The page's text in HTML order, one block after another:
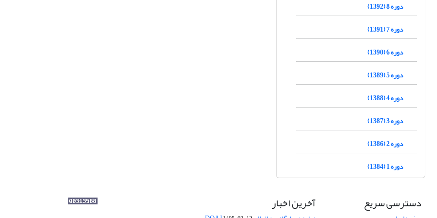
دوره 8 (1392)
دوره 7 (1391)
دوره 6 (1390)
دوره 5 (1389)
دوره 4 (1388)
دوره 3 (1387)
دوره 2 (1386)
دوره 1 (1384)
دسترسی سریع آخرین اخبار